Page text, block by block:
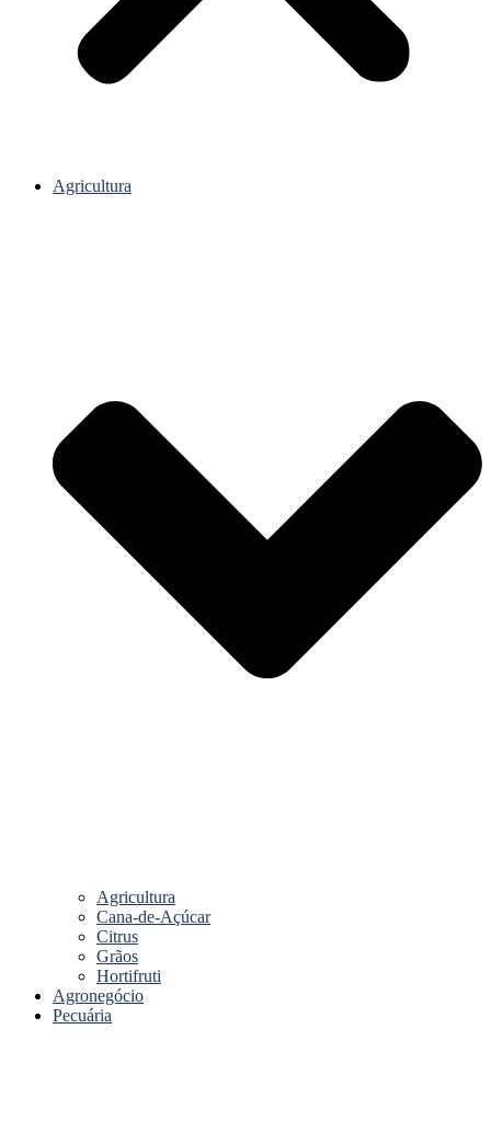
Agricultura
Agricultura
Cana-de-Açúcar
Citrus
Grãos
Hortifruti
Agronegócio
Pecuária